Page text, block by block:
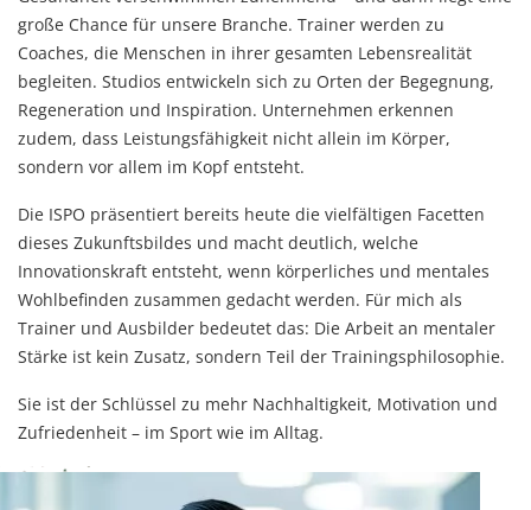
große Chance für unsere Branche. Trainer werden zu
Coaches, die Menschen in ihrer gesamten Lebensrealität
begleiten. Studios entwickeln sich zu Orten der Begegnung,
Regeneration und Inspiration. Unternehmen erkennen
zudem, dass Leistungsfähigkeit nicht allein im Körper,
sondern vor allem im Kopf entsteht.
Die ISPO präsentiert bereits heute die vielfältigen Facetten
dieses Zukunftsbildes und macht deutlich, welche
Innovationskraft entsteht, wenn körperliches und mentales
Wohlbefinden zusammen gedacht werden. Für mich als
Trainer und Ausbilder bedeutet das: Die Arbeit an mentaler
Stärke ist kein Zusatz, sondern Teil der Trainingsphilosophie.
Sie ist der Schlüssel zu mehr Nachhaltigkeit, Motivation und
Zufriedenheit – im Sport wie im Alltag.